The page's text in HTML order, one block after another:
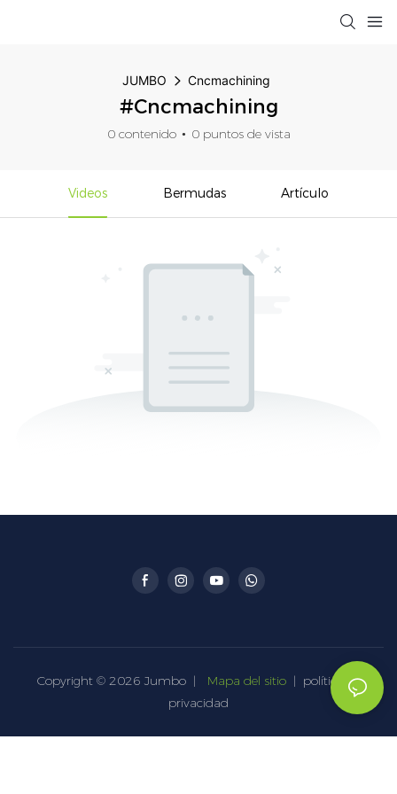
JUMBO Cncmachining
#Cncmachining
0 contenido 0 puntos de vista
Videos Bermudas Artículo
Copyright © 2026 Jumbo | Mapa del sitio | política de
privacidad